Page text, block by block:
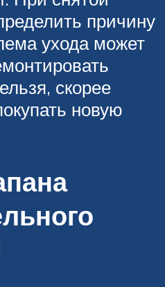
причину
ухода может
скорее
новую